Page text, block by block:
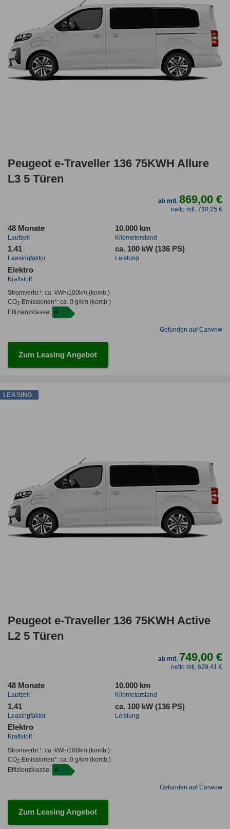
Peugeot e-Traveller 136 75KWH Allure
L3 5 Türen
ab mtl.869,00 €
netto mtl. 730,25 €
48 Monate
Laufzeit
10.000 km
Kilometerstand
1.41
Leasingfaktor
ca. 100 kW (136 PS)
Leistung
Elektro
Kraftstoff
Stromverbr.¹: ca. kWh/100km(komb.)
CO2-Emissionen*: ca. 0 g/km(komb.)
Effizienzklasse: A
Gefunden auf Carwow
Zum Leasing Angebot
Peugeot e-Traveller 136 75KWH Active
L2 5 Türen
ab mtl. 749,00 €
netto mtl. 629,41 €
48 Monate
Laufzeit
10.000 km
Kilometerstand
1.41
Leasingfaktor
ca. 100 kW (136 PS)
Leistung
Elektro
Kraftstoff
Stromverbr.¹: ca. kWh/100km(komb.)
CO2-Emissionen*: ca. 0 g/km(komb.)
Effizienzklasse: A
Gefunden auf Carwow
Zum Leasing Angebot
LEASING